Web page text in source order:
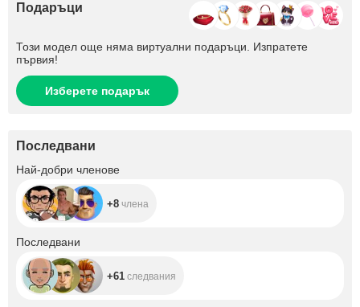
Подаръци
Този модел още няма виртуални подаръци. Изпратете
първия!
Изберете подарък
Последвани
Най-добри членове
+8 члена
Последвани
+61 следвания